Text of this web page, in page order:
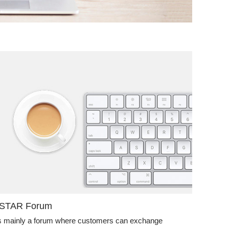
Forum
mainly a forum where customers can exchange